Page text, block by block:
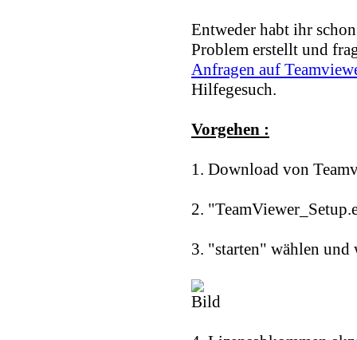
Entweder habt ihr
Problem erstellt und
Anfragen auf
Hilfegesuch.
Vorgehen :
1. Download von
2.
3. "starten" wählen